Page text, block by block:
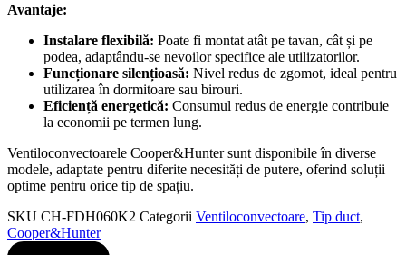
Avantaje:
Instalare flexibilă: Poate fi montat atât pe tavan, cât și pe
podea, adaptându-se nevoilor specifice ale utilizatorilor.
Funcționare silențioasă: Nivel redus de zgomot, ideal pentru
utilizarea în dormitoare sau birouri.
Eficiență energetică: Consumul redus de energie contribuie
la economii pe termen lung.
Ventiloconvectoarele Cooper&Hunter sunt disponibile în diverse
modele, adaptate pentru diferite necesități de putere, oferind soluții
optime pentru orice tip de spațiu.
SKU CH-FDH060K2 Categorii Ventiloconvectoare, Tip duct,
Cooper&Hunter